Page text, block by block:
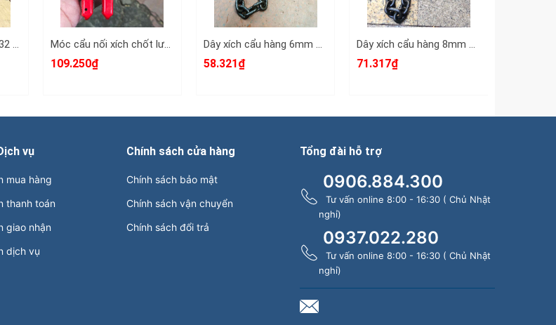
Kích con đội thủy lực 32 tấn đế dày Hito 275-465mm nặng 13kg model G-3201-32T Móc cẩu nối xích chốt lưỡi gà 2 tấn dùng cho xích 7-8mm Wetools WT-32602
109.250₫
Dây xích cẩu hàng 6mm 6x30mm chuẩn G80 tải trọng 1 tấn Wetools WT-93806A (giá 1 mét)
58.321₫
Dây xích cẩu hàng 8mm 8x40mm chuẩn G80 tải trọng 2 tấn Wetools WT-93808A (giá 1 mét)
71.317₫
vụ
mua hàng
thanh toán
giao nhận
dịch vụ
Chính sách cửa hàng
Chính sách bảo mật
Chính sách vận chuyển
Chính sách đổi trả
Tổng đài hỗ trợ
0906.884.300
Tư vấn online 8:00 - 16:30 ( Chủ Nhật
nghỉ)
0937.022.280
Tư vấn online 8:00 - 16:30 ( Chủ Nhật
nghỉ)